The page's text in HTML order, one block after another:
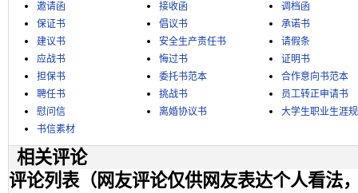
邀请函
接收函
调档函
保证书
倡议书
承诺书
建议书
安全生产责任书
请假条
应战书
悔过书
证明书
担保书
委托书范本
合作意向书范本
聘任书
挑战书
员工转正申请书
慰问信
离婚协议书
大学生职业生涯
书信素材
相关评论
评论列表（网友评论仅供网友表达个人看法